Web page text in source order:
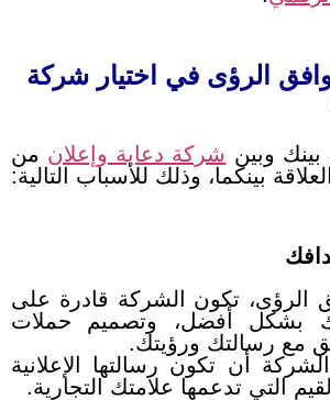
الرؤى في اختيار شركة
وبين شركة دعاية وإعلان من
بينكما، وذلك للأسباب التالية:
الرؤى، تكون الشركة قادرة على
بشكل أفضل، وتصميم حملات
مع رسالتك ورؤيتك.
أن تكون رسالتها الإعلانية
التي تدعمها علامتك التجارية.